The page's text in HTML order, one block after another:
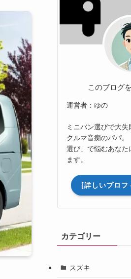
このブログ
運営者：ゆの
ミニバン選びで大
クルマ音痴のパパ
選び」で悩むあな
ます。
[詳しいプロフ
カテゴリー
スズキ